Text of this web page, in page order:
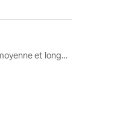
Locations moyenne et longue durée